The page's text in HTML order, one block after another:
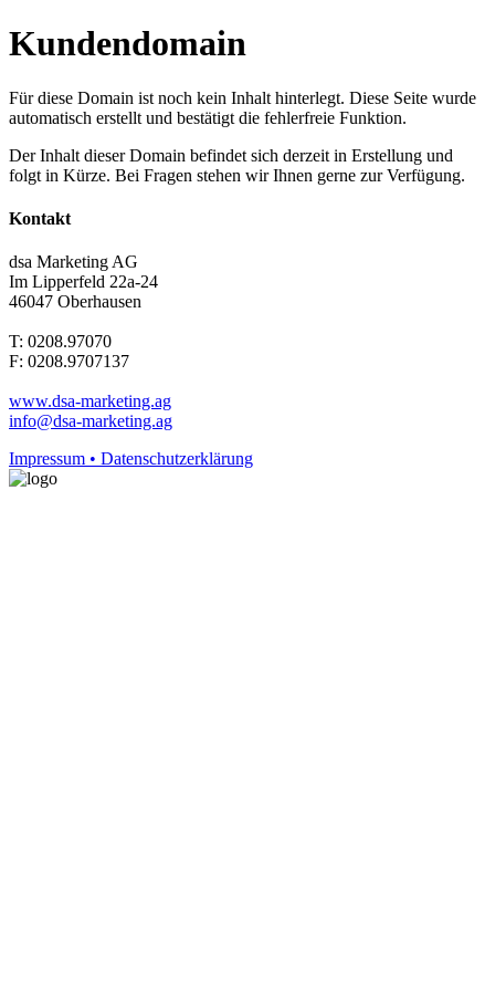
Kundendomain
Für diese Domain ist noch kein Inhalt hinterlegt. Diese Seite wurde
automatisch erstellt und bestätigt die fehlerfreie Funktion.
Der Inhalt dieser Domain befindet sich derzeit in Erstellung und
folgt in Kürze. Bei Fragen stehen wir Ihnen gerne zur Verfügung.
Kontakt
dsa Marketing AG
Im Lipperfeld 22a-24
46047 Oberhausen
T: 0208.97070
F: 0208.9707137
www.dsa-marketing.ag
info@dsa-marketing.ag
Impressum • Datenschutzerklärung